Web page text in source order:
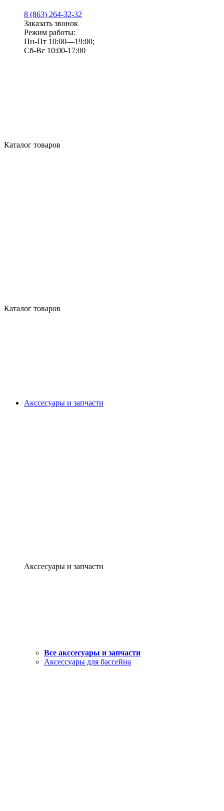
8 (863) 264-32-32
Заказать звонок
Режим работы:
Пн-Пт 10:00—19:00;
Сб-Вс 10:00-17:00
Каталог товаров
Каталог товаров
Акссесуары и запчасти
Акссесуары и запчасти
Все акссесуары и запчасти
Аксессуары для бассейна